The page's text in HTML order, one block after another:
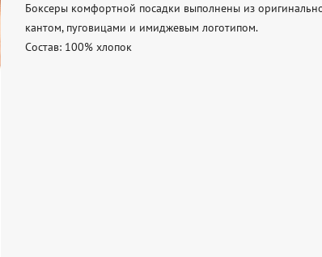
Боксеры комфортной посадки выполнены из
кантом, пуговицами и имиджевым логотипом.
Состав: 100% хлопок